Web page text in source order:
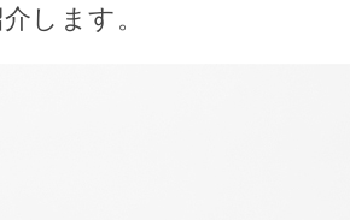
します。